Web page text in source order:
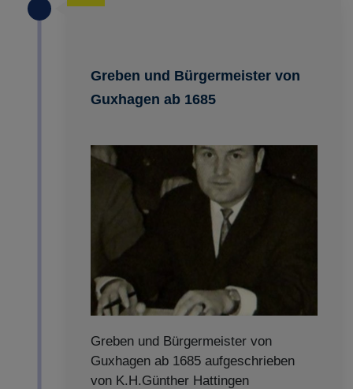
Greben und Bürgermeister von
Guxhagen ab 1685
Greben und Bürgermeister von
Guxhagen ab 1685 aufgeschrieben
von K.H.Günther Hattingen
Impressum|Datenschutz